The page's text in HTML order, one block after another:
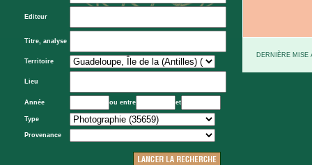
Editeur
Titre, analyse
Territoire
Lieu
Année ou entre et
Type
Provenance
DERNIÈRE MISE